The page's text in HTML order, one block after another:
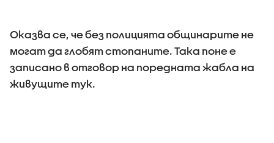
Оказва се, че без полицията общинарите не
могат да глобят стопаните. Така поне е
записано в отговор на поредната жабла на
живущите тук.